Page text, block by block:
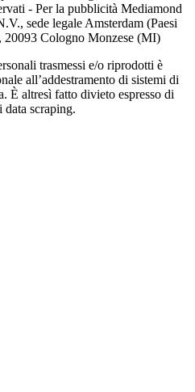
- Per la pubblicità Mediamond
sede legale Amsterdam (Paesi
Cologno Monzese (MI)
trasmessi e/o riprodotti è
all’addestramento di sistemi di
È altresì fatto divieto espresso di
scraping.